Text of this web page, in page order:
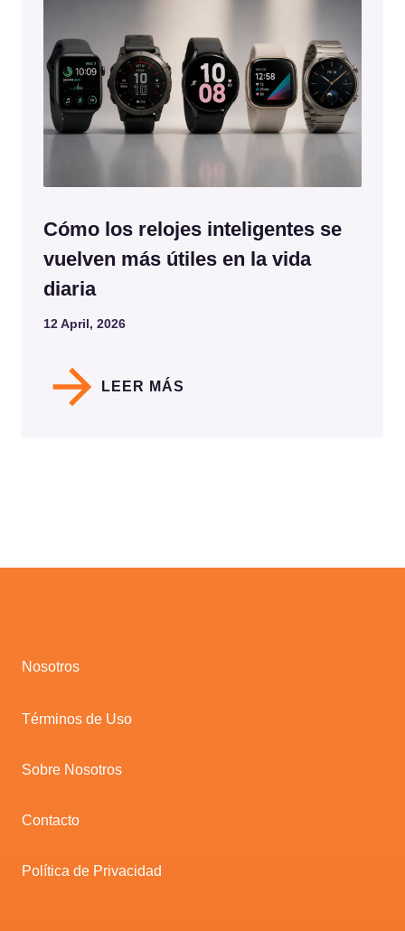
Cómo los relojes inteligentes se
vuelven más útiles en la vida
diaria
12 April, 2026
LEER MÁS
Nosotros
Términos de Uso
Sobre Nosotros
Contacto
Política de Privacidad